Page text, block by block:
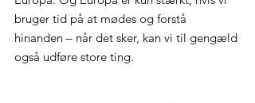
bruger tid på at mødes og forstå
hinanden – når det sker, kan vi til gengæld
også udføre store ting.